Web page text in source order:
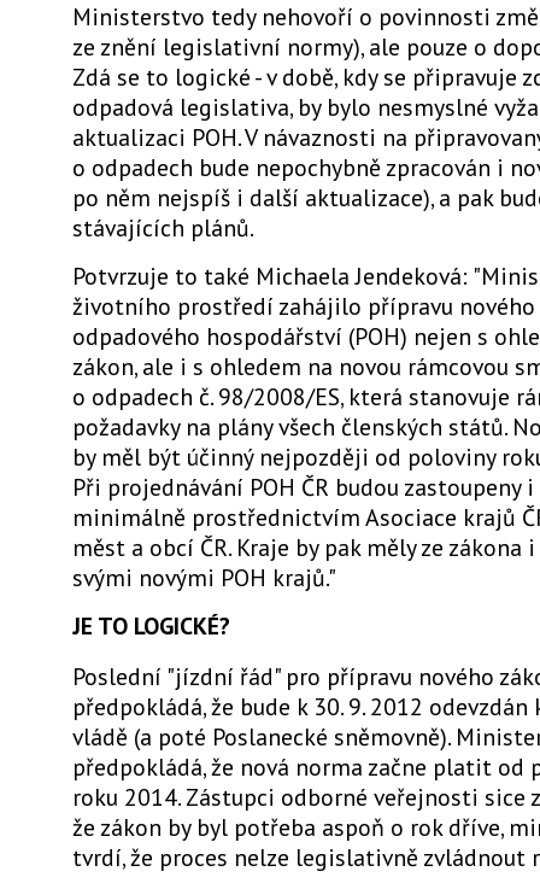
Ministerstvo tedy nehovoří o povinnosti
ze znění legislativní normy), ale pouze o
Zdá se to logické - v době, kdy se připravuje
odpadová legislativa, by bylo nesmyslné
aktualizaci POH. V návaznosti na
o odpadech bude nepochybně zpracován i
po něm nejspíš i další aktualizace), a pak
stávajících plánů.
Potvrzuje to také Michaela Jendeková:
životního prostředí zahájilo přípravu
odpadového hospodářství (POH) nejen s
zákon, ale i s ohledem na novou rámcovou
o odpadech č. 98/2008/ES, která stanovuje
požadavky na plány všech členských států.
by měl být účinný nejpozději od poloviny
Při projednávání POH ČR budou zastoupeny
minimálně prostřednictvím Asociace krajů
měst a obcí ČR. Kraje by pak měly ze zákona
svými novými POH krajů."
JE TO LOGICKÉ?
Poslední "jízdní řád" pro přípravu nového
předpokládá, že bude k 30. 9. 2012
vládě (a poté Poslanecké sněmovně).
předpokládá, že nová norma začne platit od
roku 2014. Zástupci odborné veřejnosti sice
že zákon by byl potřeba aspoň o rok dříve,
tvrdí, že proces nelze legislativně zvládnout